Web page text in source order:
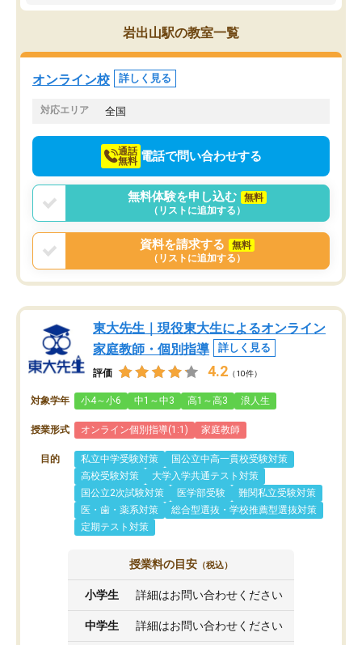
思っていました。何が今足りないのか
を的確に指導いただき、子どももびっ
くりするほど楽しんでやる気を持って
塾を受けています。狙い通り、少しず
つ成績も上がり、苦手意識も無くなっ
てきたので、さらに苦手な数学も追加
でお願いしました。来年の高校受験に
スト、多少お金がかかっ
岩出山駅の教室一覧
オンライン校 詳しく見る
対応エリア 全国
通話
無料 電話で問い合わせする
無料体験を申し込む
無料
（リストに追加する）
資料を請求する
無料
（リストに追加する）
東大先生｜現役東大生によるオンライン
家庭教師・個別指導
詳しく見る
評価 4.2 （10件）
対象学年 小4～小6 中1～中3 高1～高3 浪人生
授業形式 オンライン個別指導(1:1) 家庭教師
目的 私立中学受験対策
国公立中高一貫校受験対策
高校受験対策
大学入学共通テスト対策
国公立2次試験対策
医学部受験
難関私立受験対策
医・歯・薬系対策
総合型選抜・学校推薦型選抜対策
定期テスト対策
授業料の目安 （税込）
小学生 詳細はお問い合わせください
中学生 詳細はお問い合わせください